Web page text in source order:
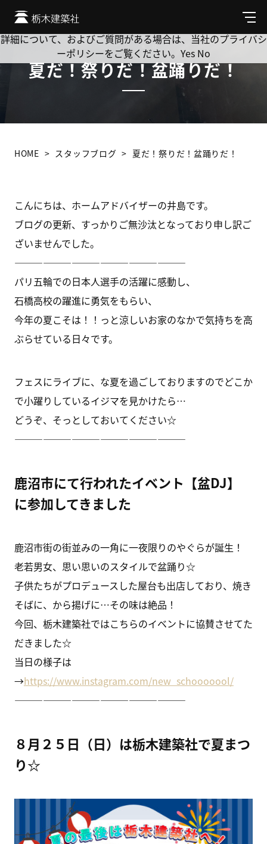
メ
ニ
ュ
夏だ！祭りだ！盆踊りだ！
HOME スタッフブログ 夏だ！祭りだ！盆踊りだ！
こんにちは、ホームアドバイザーの井島です。
ブログの更新、すっかりご無沙汰となっており申し訳ご
ざいませんでした。
——————————————————
パリ五輪での日本人選手の活躍に感動し、
石橋高校の躍進に勇気をもらい、
今年の夏こそは！！っと涼しいお家のなかで気持ちを高
ぶらせている日々です。
フェスにライブに、な夏を過ごしておりますのでどこか
で小躍りしているイジマを見かけたら…
どうぞ、そっとしておいてください☆
——————————————————
鹿沼市にて行われたイベント【盆DJ】
に参加してきました
鹿沼市街の街並みの一角に一夜限りのやぐらが誕生！
老若男女、思い思いのスタイルで盆踊り☆
子供たちがプロデュースした屋台も出店しており、焼き
そばに、から揚げに…その味は絶品！
今回、栃木建築社ではこちらのイベントに協賛させてた
だきました☆
当日の様子は
→https://www.instagram.com/new_schooooool/
——————————————————
８月２５日（日）は栃木建築社で夏まつ
り☆
Cookie を使用して、お客様の活動を追跡してもよろしいです
か? 当社ではお客様のプライバシーを極めて重視しています。
詳細について、およびご質問がある場合は、当社のプライバシ
ーポリシーをご覧ください。 Yes No